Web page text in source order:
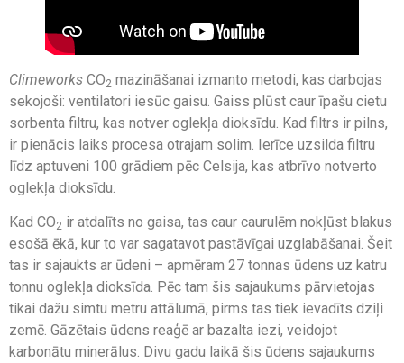
Climeworks CO2 mazināšanai izmanto metodi, kas darbojas
sekojoši: ventilatori iesūc gaisu. Gaiss plūst caur īpašu cietu
sorbenta filtru, kas notver oglekļa dioksīdu. Kad filtrs ir pilns,
ir pienācis laiks procesa otrajam solim. Ierīce uzsilda filtru
līdz aptuveni 100 grādiem pēc Celsija, kas atbrīvo notverto
oglekļa dioksīdu.
Kad CO2 ir atdalīts no gaisa, tas caur caurulēm nokļūst blakus
esošā ēkā, kur to var sagatavot pastāvīgai uzglabāšanai. Šeit
tas ir sajaukts ar ūdeni – apmēram 27 tonnas ūdens uz katru
tonnu oglekļa dioksīda. Pēc tam šis sajaukums pārvietojas
tikai dažu simtu metru attālumā, pirms tas tiek ievadīts dziļi
zemē. Gāzētais ūdens reaģē ar bazalta iezi, veidojot
karbonātu minerālus. Divu gadu laikā šis ūdens sajaukums